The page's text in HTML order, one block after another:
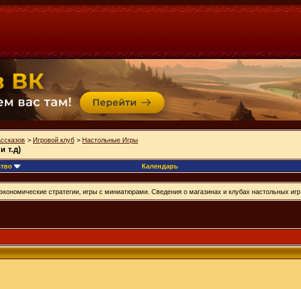
> Игровой клуб > Настольные Игры
т.д)
Календарь
стратегии, игры с миниатюрами. Сведения о магазинах и клубах настольных игр.